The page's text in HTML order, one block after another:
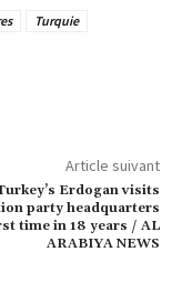
Turquie
Article suivant
Erdogan visits
party headquarters
time in 18 years / AL
ARABIYA NEWS